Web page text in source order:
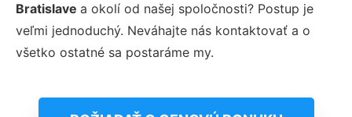
Bratislave a okolí od našej spoločnosti? Postup je
veľmi jednoduchý. Neváhajte nás kontaktovať a o
všetko ostatné sa postaráme my.